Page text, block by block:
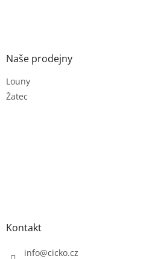
Naše prodejny
Louny
Žatec
Kontakt
info@cicko.cz